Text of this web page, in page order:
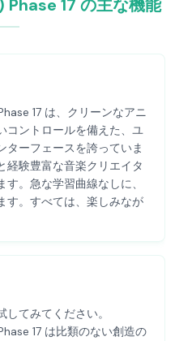
17 の主な機能
17 は、クリーンなアニ
コントロールを備えた、ユ
ターフェースを誇っていま
経験豊富な音楽クリエイタ
。急な学習曲線なしに、
す。すべては、楽しみなが
てみてください。
17 は比類のない創造の